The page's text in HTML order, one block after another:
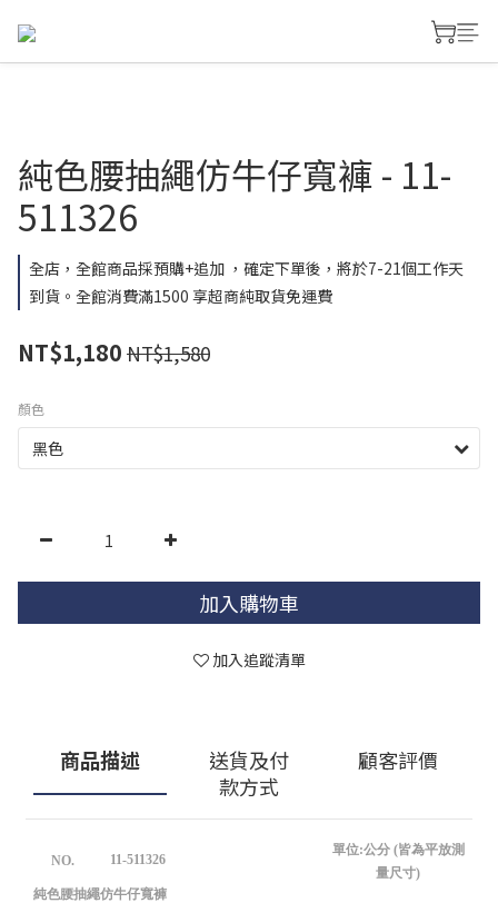
純色腰抽繩仿牛仔寬褲 - 11-
511326
全店，全館商品採預購+追加 ，確定下單後，將於7-21個工作天
到貨。全館消費滿1500 享超商純取貨免運費
NT$1,180 NT$1,580
顏色
加入購物車
加入追蹤清單
商品描述
送貨及付
款方式
顧客評價
NO. 11-511326
單位:公分 (皆為平放測
量尺寸)
純色腰抽繩仿牛仔寬褲